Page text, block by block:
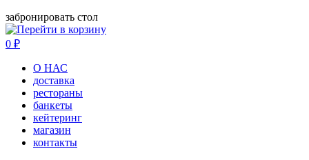
забронировать стол
0 ₽
О НАС
доставка
рестораны
банкеты
кейтеринг
магазин
контакты